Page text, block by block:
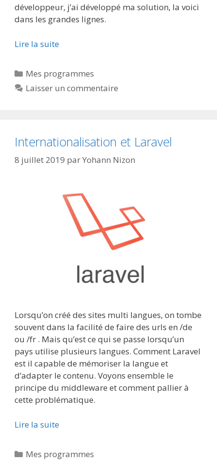
développeur, j’ai développé ma solution, la voici
dans les grandes lignes.
Lire la suite
Catégories
Mes programmes
Laisser un commentaire
Internationalisation et Laravel
8 juillet 2019 parYohann Nizon
Lorsqu’on créé des sites multi langues, on tombe
souvent dans la facilité de faire des urls en /de
ou /fr . Mais qu’est ce qui se passe lorsqu’un
pays utilise plusieurs langues. Comment Laravel
est il capable de mémoriser la langue et
d’adapter le contenu. Voyons ensemble le
principe du middleware et comment pallier à
cette problématique.
Lire la suite
Catégories
Mes programmes